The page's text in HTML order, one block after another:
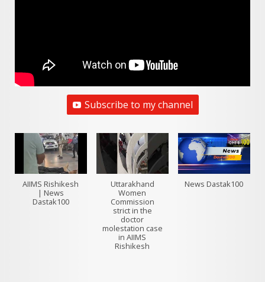
Subscribe to my channel
AIIMS Rishikesh
| News
Dastak100
Uttarakhand
Women
Commission
strict in the
doctor
molestation case
in AIIMS
Rishikesh
News Dastak100